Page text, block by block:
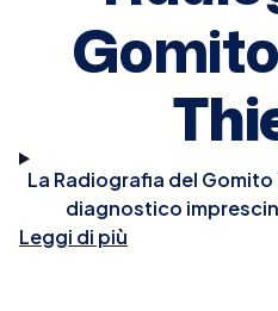
La Radiografia del Gomito
diagnostico
condizioni delle strutture
Leggi di più